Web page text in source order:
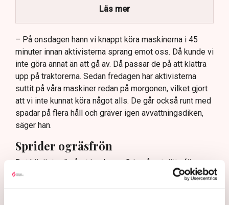
stort ekonomiskt sabotage.
Dialogpolisen på plats står maktlös inför
aktivisternas handlingar.
Frågor kvarstår om finansiering av illegal aktivism.
Läs mer
– På onsdagen hann vi knappt köra maskinerna i 45
minuter innan aktivisterna sprang emot oss. Då kunde vi
inte göra annat än att gå av. Då passar de på att klättra
upp på traktorerna. Sedan fredagen har aktivisterna
suttit på våra maskiner redan på morgonen, vilket gjort
att vi inte kunnat köra något alls. De går också runt med
spadar på flera håll och gräver igen avvattningsdiken,
säger han.
Sprider ogräsfrön
Det här är tredje året i rad som Grimsås utsätts för
blockader. Nytt för i år är att aktivisterna sprider
ogräsfrön på täktens yta.